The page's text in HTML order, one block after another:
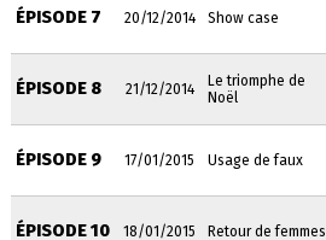
ÉPISODE 7 20/12/2014 Show case
ÉPISODE 8 21/12/2014
Le triomphe de
Noël
ÉPISODE 9 17/01/2015 Usage de faux
ÉPISODE 10 18/01/2015 Retour de femmes